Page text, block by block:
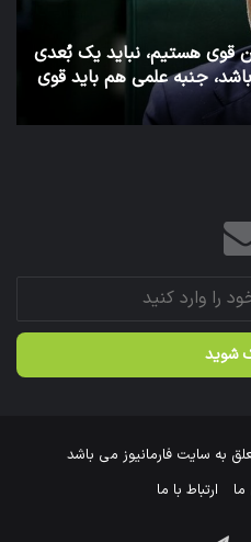
سابق روابط عمومی وزارت
به سایت فارمانیوز می باشد
ما ارتباط با ما